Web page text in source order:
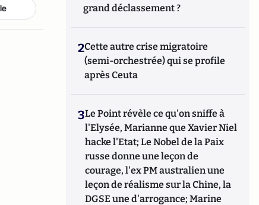
grand déclassement ?
2Cette autre crise migratoire
(semi-orchestrée) qui se profile
après Ceuta
3Le Point révèle ce qu'on sniffe à
l'Elysée, Marianne que Xavier Niel
hacke l'Etat; Le Nobel de la Paix
russe donne une leçon de
courage, l'ex PM australien une
leçon de réalisme sur la Chine, la
DGSE une d'arrogance; Marine